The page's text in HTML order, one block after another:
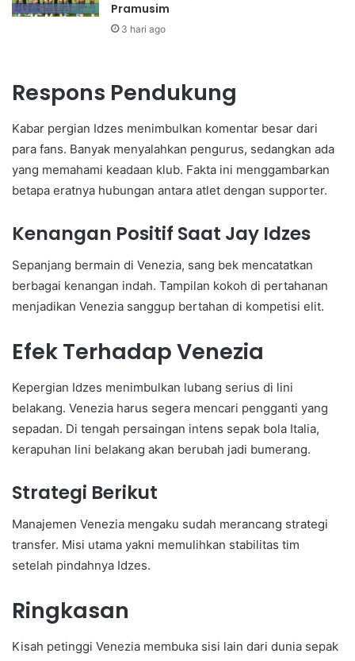
Pramusim
3 hari ago
Respons Pendukung
Kabar pergian Idzes menimbulkan komentar besar dari
para fans. Banyak menyalahkan pengurus, sedangkan ada
yang memahami keadaan klub. Fakta ini menggambarkan
betapa eratnya hubungan antara atlet dengan supporter.
Kenangan Positif Saat Jay Idzes
Sepanjang bermain di Venezia, sang bek mencatatkan
berbagai kenangan indah. Tampilan kokoh di pertahanan
menjadikan Venezia sanggup bertahan di kompetisi elit.
Efek Terhadap Venezia
Kepergian Idzes menimbulkan lubang serius di lini
belakang. Venezia harus segera mencari pengganti yang
sepadan. Di tengah persaingan intens sepak bola Italia,
kerapuhan lini belakang akan berubah jadi bumerang.
Strategi Berikut
Manajemen Venezia mengaku sudah merancang strategi
transfer. Misi utama yakni memulihkan stabilitas tim
setelah pindahnya Idzes.
Ringkasan
Kisah petinggi Venezia membuka sisi lain dari dunia sepak